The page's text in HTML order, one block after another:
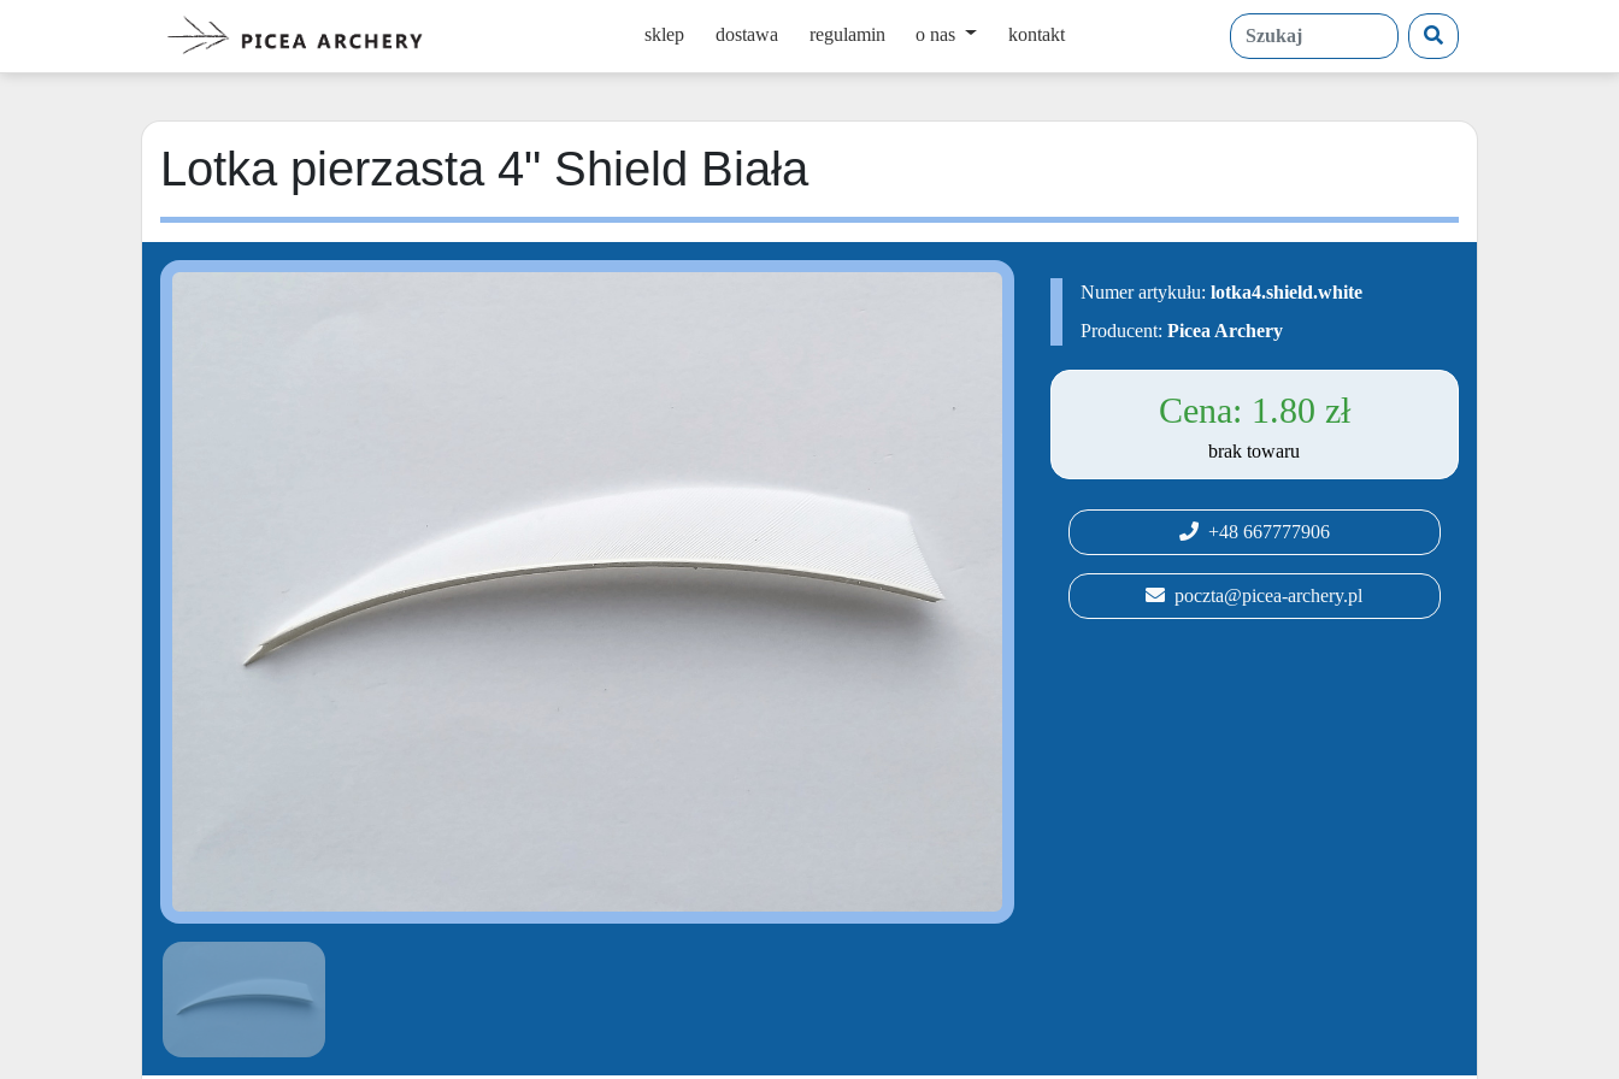
sklep dostawa regulamin o nas kontakt
Lotka pierzasta 4" Shield Biała
Numer artykułu: lotka4.shield.white
Producent: Picea Archery
1.80 zł
brak towaru
+48 667777906
poczta@picea-archery.pl